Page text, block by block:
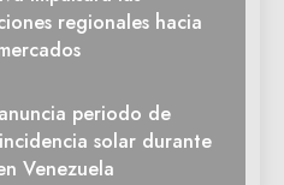
regionales hacia
periodo de
solar durante
Venezuela